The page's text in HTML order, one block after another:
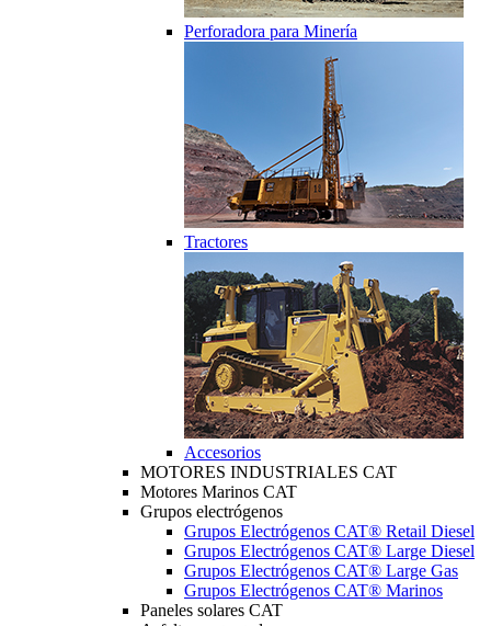
Perforadora para Minería
Tractores
Accesorios
MOTORES INDUSTRIALES CAT
Motores Marinos CAT
Grupos electrógenos
Grupos Electrógenos CAT® Retail Diesel
Grupos Electrógenos CAT® Large Diesel
Grupos Electrógenos CAT® Large Gas
Grupos Electrógenos CAT® Marinos
Paneles solares CAT